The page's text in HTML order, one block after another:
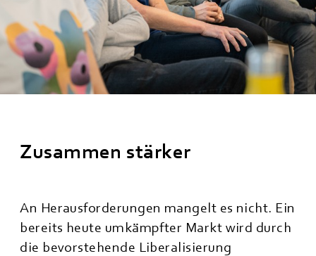
Zusammen stärker
An Herausforderungen mangelt es nicht. Ein
bereits heute umkämpfter Markt wird durch
die bevorstehende Liberalisierung